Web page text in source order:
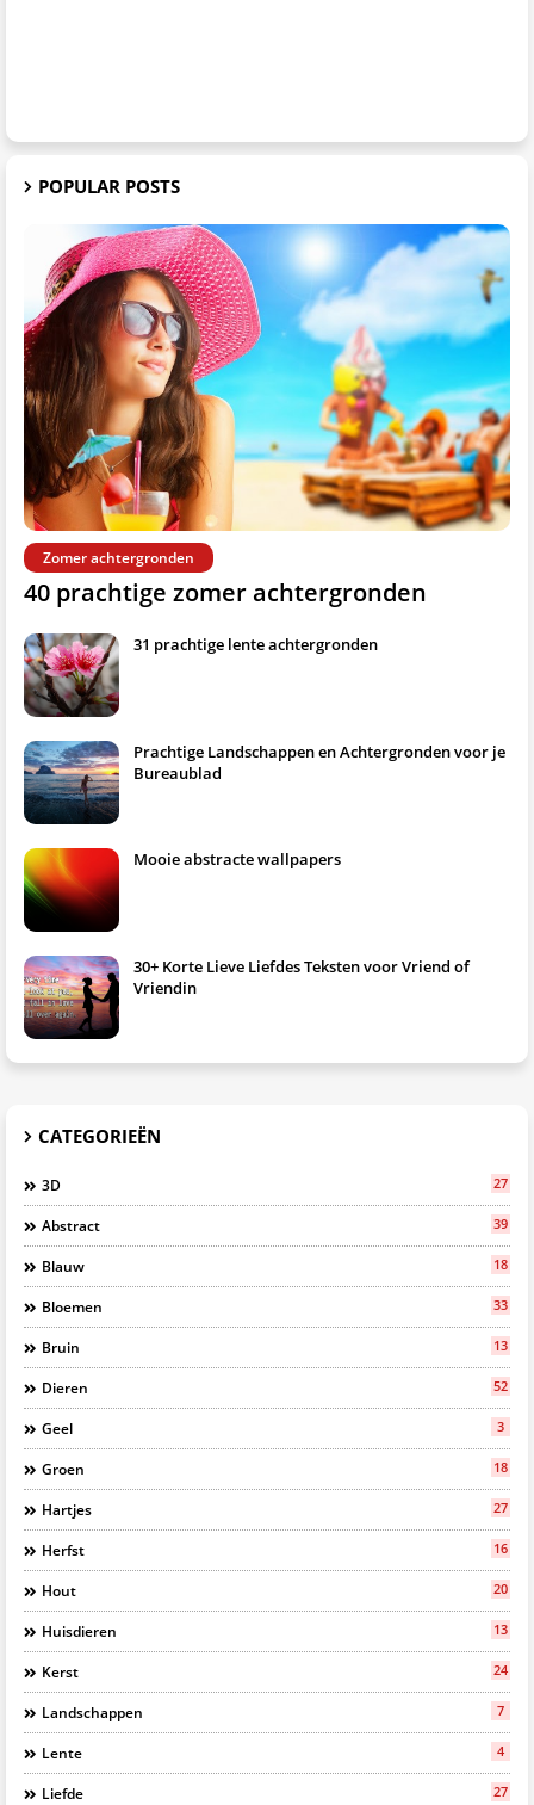
POPULAR POSTS
Zomer achtergronden
40 prachtige zomer achtergronden
31 prachtige lente achtergronden
Prachtige Landschappen en Achtergronden voor je
Bureaublad
Mooie abstracte wallpapers
30+ Korte Lieve Liefdes Teksten voor Vriend of
Vriendin
CATEGORIEËN
3D 27
Abstract 39
Blauw 18
Bloemen 33
Bruin 13
Dieren 52
Geel 3
Groen 18
Hartjes 27
Herfst 16
Hout 20
Huisdieren 13
Kerst 24
Landschappen 7
Lente 4
Liefde 27